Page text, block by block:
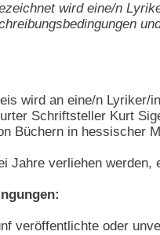
wird eine/n
wird an eine/n
Schriftsteller Kurt
Büchern in hessischer
Jahre verliehen werden,
veröffentlichte oder